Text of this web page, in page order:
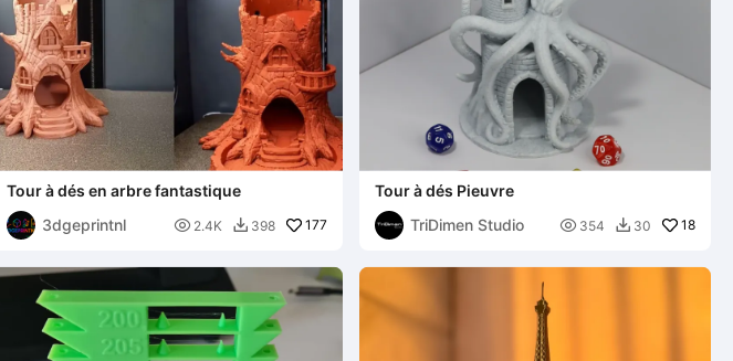
Tour à dés en arbre fantastique
3dgeprintnl
 2.4K  398 177
Tour à dés Pieuvre
TriDimen Studio
 354  30 18